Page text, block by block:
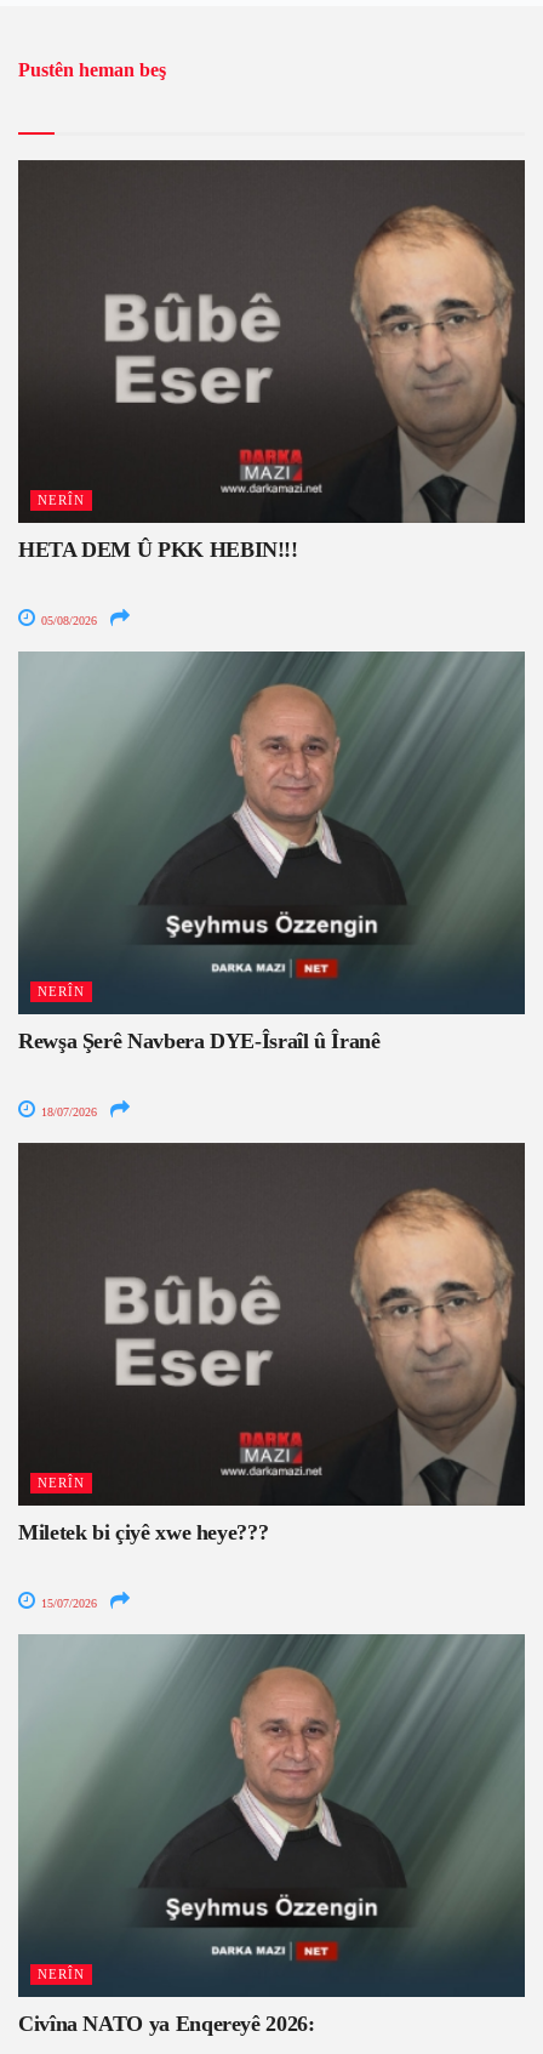
Pustên heman beş
NERÎN
HETA DEM Û PKK HEBIN!!!
05/08/2026
NERÎN
Rewşa Şerê Navbera DYE-Îsraîl û Îranê
18/07/2026
NERÎN
Miletek bi çiyê xwe heye???
15/07/2026
NERÎN
Civîna NATO ya Enqereyê 2026: